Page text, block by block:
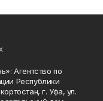
Агентство по
Республики
г. Уфа, ул.